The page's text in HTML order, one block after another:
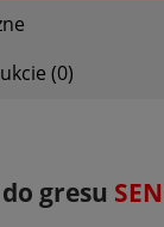
(0)
gresu